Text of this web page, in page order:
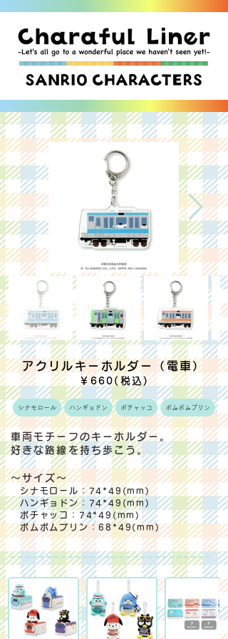
アクリルキーホルダー（電車）
￥660(税込)
シナモロール ハンギョドン ポチャッコ ポムポムプリン
車両モチーフのキーホルダー。
好きな路線を持ち歩こう。
～サイズ～
シナモロール：74*49(mm)
ハンギョドン：74*49(mm)
ポチャッコ：74*49(mm)
ポムポムプリン：68*49(mm)